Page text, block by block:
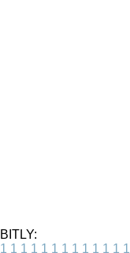
BITLY:
1 1 1 1 1 1 1 1 1 1 1 1 1